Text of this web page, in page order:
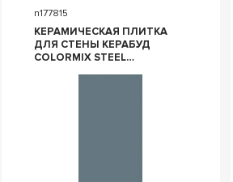
n177815
КЕРАМИЧЕСКАЯ ПЛИТКА
ДЛЯ СТЕНЫ КЕРАБУД
COLORMIX STEEL